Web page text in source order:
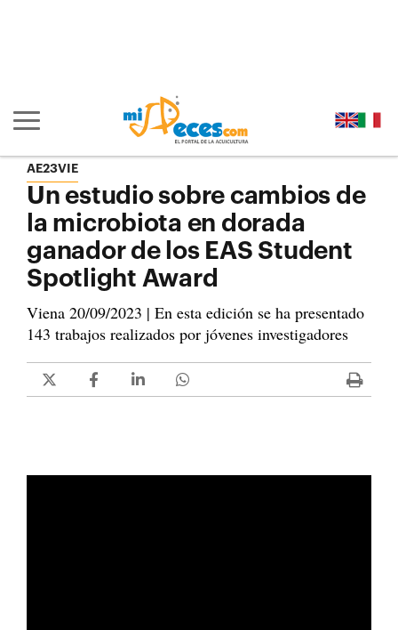
Mostrar/ocultar navegación principal
AE23VIE
Un estudio sobre cambios de
la microbiota en dorada
ganador de los EAS Student
Spotlight Award
Viena 20/09/2023 | En esta edición se ha presentado
143 trabajos realizados por jóvenes investigadores